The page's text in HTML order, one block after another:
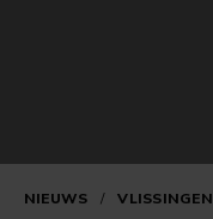
NIEUWS / VLISSINGEN